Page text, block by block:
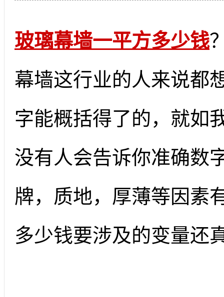
玻璃幕墙一平方多少钱
幕墙这行业的人来说都
字能概括得了的，就如
没有人会告诉你准确数
牌，质地，厚薄等因素
多少钱要涉及的变量还